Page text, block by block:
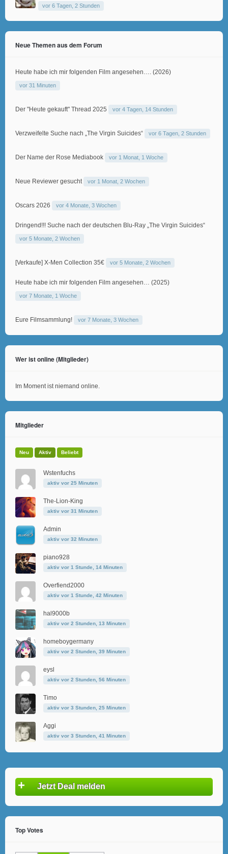
vor 6 Tagen, 2 Stunden
Neue Themen aus dem Forum
Heute habe ich mir folgenden Film angesehen…. (2026)
vor 31 Minuten
Der "Heute gekauft" Thread 2025 vor 4 Tagen, 14 Stunden
Verzweifelte Suche nach „The Virgin Suicides“ vor 6 Tagen, 2 Stunden
Der Name der Rose Mediabook vor 1 Monat, 1 Woche
Neue Reviewer gesucht vor 1 Monat, 2 Wochen
Oscars 2026 vor 4 Monate, 3 Wochen
Dringend!!! Suche nach der deutschen Blu-Ray „The Virgin Suicides“
vor 5 Monate, 2 Wochen
[Verkaufe] X-Men Collection 35€ vor 5 Monate, 2 Wochen
Heute habe ich mir folgenden Film angesehen… (2025)
vor 7 Monate, 1 Woche
Eure Filmsammlung! vor 7 Monate, 3 Wochen
Wer ist online (Mitglieder)
Im Moment ist niemand online.
Mitglieder
Neu Aktiv Beliebt
Wstenfuchs
aktiv vor 25 Minuten
The-Lion-King
aktiv vor 31 Minuten
Admin
aktiv vor 32 Minuten
piano928
aktiv vor 1 Stunde, 14 Minuten
Overfiend2000
aktiv vor 1 Stunde, 42 Minuten
hal9000b
aktiv vor 2 Stunden, 13 Minuten
homeboygermany
aktiv vor 2 Stunden, 39 Minuten
eysl
aktiv vor 2 Stunden, 56 Minuten
Timo
aktiv vor 3 Stunden, 25 Minuten
Aggi
aktiv vor 3 Stunden, 41 Minuten
+ Jetzt Deal melden
Top Votes